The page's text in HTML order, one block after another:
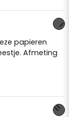
papieren
Afmeting